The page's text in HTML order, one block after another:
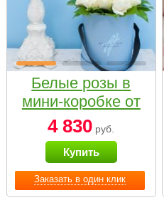
Заказать в один клик
Белые розы в
мини-коробке от
Bella Fiori
4 830 руб.
Купить